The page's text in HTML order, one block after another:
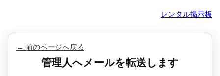
レンタル掲示板
← 前のページへ戻る
管理人へメールを転送します